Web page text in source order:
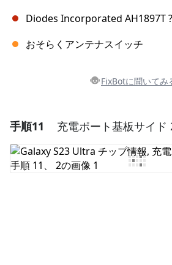
Diodes Incorporated AH1897T
おそらくアンテナスイッチ
FixBotに聞いてみ
コメントを追加
コメントを追加
手順11 充電ポート基板サイド